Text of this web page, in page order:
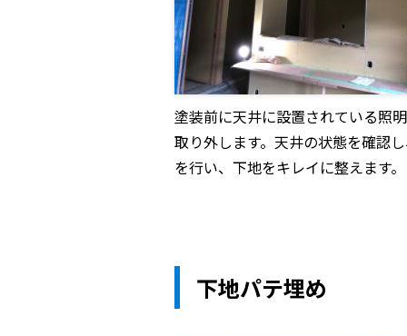
塗装前に天井に設置されている照
取り外します。天井の状態を確認
を行い、下地をキレイに整えます。
下地パテ埋め